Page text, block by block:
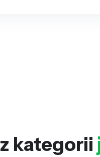
z kategorii